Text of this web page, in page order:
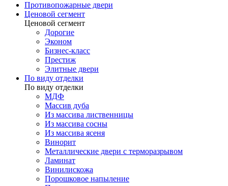
Противопожарные двери
Ценовой сегмент
Ценовой сегмент
Дорогие
Эконом
Бизнес-класс
Престиж
Элитные двери
По виду отделки
По виду отделки
МДФ
Массив дуба
Из массива лиственницы
Из массива сосны
Из массива ясеня
Винорит
Металлические двери с терморазрывом
Ламинат
Винилискожа
Порошковое напыление